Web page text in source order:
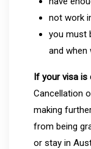
not work
you must
and when
If your visa is
Cancellation
making
from being
or stay in